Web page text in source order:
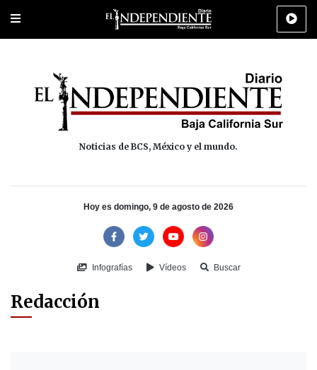
Portada Los Cabos Policiaca Deportes Cultura
Noticias de BCS, México y el mundo.
Hoy es domingo, 9 de agosto de 2026
Infografías Vídeos Buscar
Redacción